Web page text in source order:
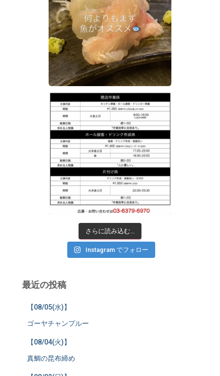
さらに読み込む...
Instagram でフォロー
最近の投稿
【08/05(水)】
ゴーヤチャンプルー
【08/04(火)】
真鯛の昆布締め